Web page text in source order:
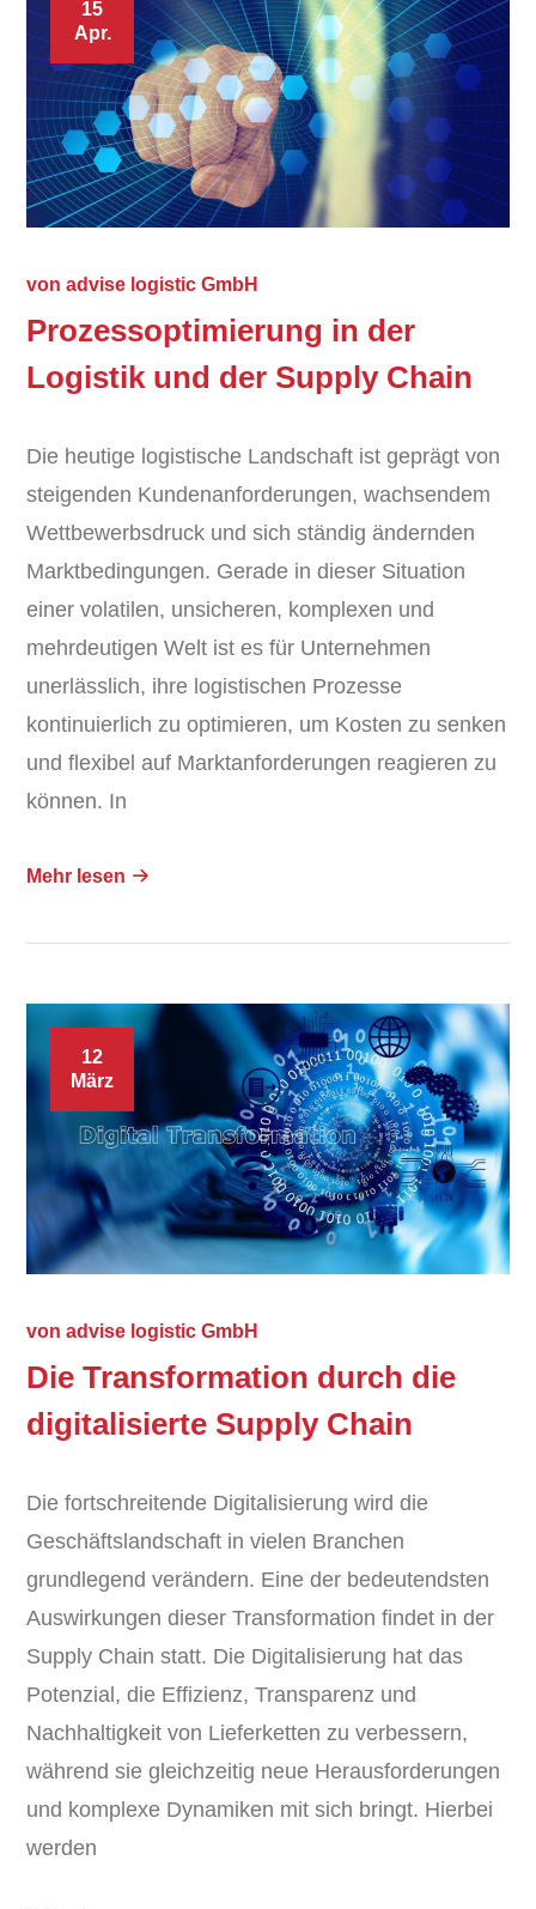
15
Apr.
vonadvise logistic GmbH
Prozessoptimierung in der
Logistik und der Supply Chain
Die heutige logistische Landschaft ist geprägt von
steigenden Kundenanforderungen, wachsendem
Wettbewerbsdruck und sich ständig ändernden
Marktbedingungen. Gerade in dieser Situation
einer volatilen, unsicheren, komplexen und
mehrdeutigen Welt ist es für Unternehmen
unerlässlich, ihre logistischen Prozesse
kontinuierlich zu optimieren, um Kosten zu senken
und flexibel auf Marktanforderungen reagieren zu
können. In
Mehr lesen
12
März
vonadvise logistic GmbH
Die Transformation durch die
digitalisierte Supply Chain
Die fortschreitende Digitalisierung wird die
Geschäftslandschaft in vielen Branchen
grundlegend verändern. Eine der bedeutendsten
Auswirkungen dieser Transformation findet in der
Supply Chain statt. Die Digitalisierung hat das
Potenzial, die Effizienz, Transparenz und
Nachhaltigkeit von Lieferketten zu verbessern,
während sie gleichzeitig neue Herausforderungen
und komplexe Dynamiken mit sich bringt. Hierbei
werden